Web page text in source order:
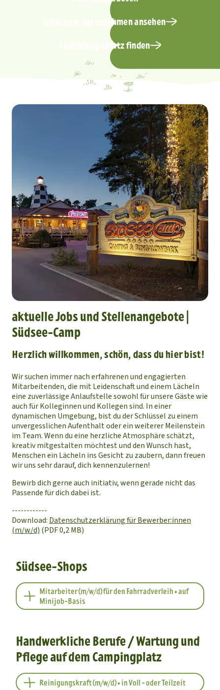
Infos zum Unternehmen ansehen
Ausbildungsplatz finden
aktuelle Jobs und Stellenangebote |
Südsee-Camp
Herzlich willkommen, schön, dass du hier bist!
Wir suchen immer nach erfahrenen und engagierten
Mitarbeitenden, die mit Leidenschaft und einem Lächeln
eine zuverlässige Anlaufstelle sowohl für unsere Gäste wie
auch für Kolleginnen und Kollegen sind. In einer
dynamischen Umgebung, bist du der Schlüssel zu einem
unvergesslichen Aufenthalt oder ein weiterer Meilenstein
im Team. Wenn du eine herzliche Atmosphäre schätzt,
kreativ mitgestalten möchtest und den Wunsch hast,
Menschen ein Lächeln ins Gesicht zu zaubern, dann freuen
wir uns sehr darauf, dich kennenzulernen!
Bewirb dich gerne auch initiativ, wenn gerade nicht das
Passende für dich dabei ist.
------------
Download: Datenschutzerklärung für Bewerber:innen
(m/w/d) (PDF 0,2 MB)
Südsee-Shops
Mitarbeiter (m/w/d) für den Fahrradverleih • auf
Minijob-Basis
Handwerkliche Berufe / Wartung und
Pflege auf dem Campingplatz
Reinigungskraft (m/w/d) • in Voll - oder Teilzeit